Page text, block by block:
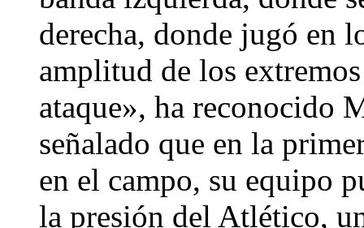
derecha, donde jugó en
amplitud de los
ataque», ha reconocido
señalado que en la
en el campo, su equipo
la presión del Atlético,